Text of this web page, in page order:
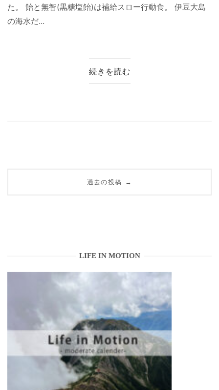
た。 飴と無智(黒糖塩飴)は補給スロー行動食。 伊豆大島
の海水だ...
続きを読む
過去の投稿 →
LIFE IN MOTION